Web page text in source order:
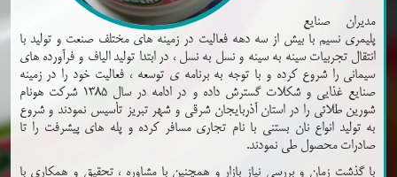
مدیران صنایع
پلیمری نسیم با بیش از سه دهه فعالیت در زمینه های مختلف صنعت و تولید با
انتقال تجربیات سینه به سینه و نسل به نسل ، در ابتدا تولید الیاف و فرآورده های
سیمانی را شروع کرده و با توجه به برنامه ی توسعه ، فعالیت خود را در زمینه
صنایع غذایی و شکلات گسترش داده و در ادامه در سال 1385 شرکت هونام
شورین طلائی را در استان آذربایجان شرقی و شهر تبریز تأسیس نمودند و شروع
به تولید انواع نان بستنی با نام تجاری مسافر کرده و پله های پیشرفت را تا
صادرات محصول طی نمودند.
با گذشت زمان و بررسی نیاز بازار و همچنین با مشاوره ، تحقیق و همکاری با